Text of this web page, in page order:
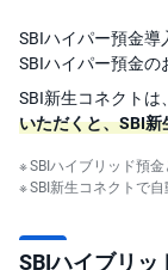
SBIハイパー預金
SBIハイパー預金の
SBI新生コネクトは
いただくと、SBI
SBIハイブリッド預
SBI新生コネクトで
SBIハイブリ